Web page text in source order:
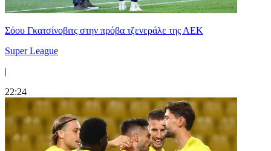
Σόου Γκατσίνοβιτς στην πρόβα τζενεράλε της ΑΕΚ
Super League
|
22:24